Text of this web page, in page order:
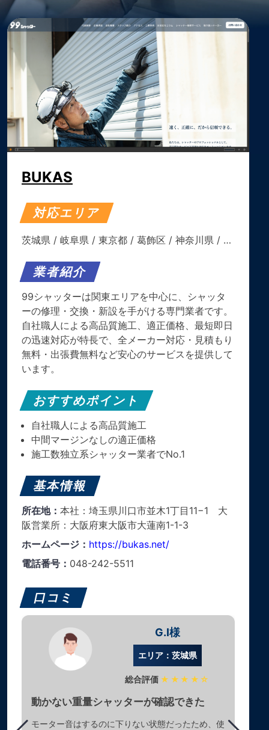
BUKAS
対応エリア
茨城県 / 岐阜県 / 東京都 / 葛飾区 / 神奈川県 / …
業者紹介
99シャッターは関東エリアを中心に、シャッタ
ーの修理・交換・新設を手がける専門業者です。
自社職人による高品質施工、適正価格、最短即日
の迅速対応が特長で、全メーカー対応・見積もり
無料・出張費無料など安心のサービスを提供して
います。
おすすめポイント
自社職人による高品質施工
中間マージンなしの適正価格
施工数独立系シャッター業者でNo.1
基本情報
所在地： 本社：埼玉県川口市並木1丁目11−1 大
阪営業所：大阪府東大阪市大蓮南1-1-3
ホームページ： https://bukas.net/
電話番号： 048-242-5511
口コミ
G.I様
エリア：茨城県
総合評価 ★★★★☆
動かない重量シャッターが確認できた
モーター音はするのに下りない状態だったため、使